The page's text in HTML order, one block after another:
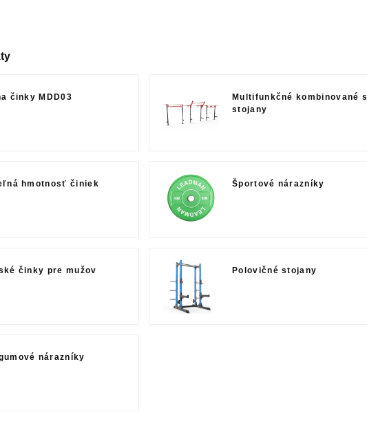
činky MDD03
Multifunkčné kombinované
stojany
hmotnosť činiek Športové nárazníky
činky pre mužov Polovičné stojany
nárazníky